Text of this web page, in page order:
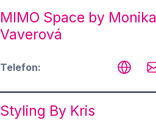
MIMO Space by Monika
Vaverová
Telefon
Styling By Kris